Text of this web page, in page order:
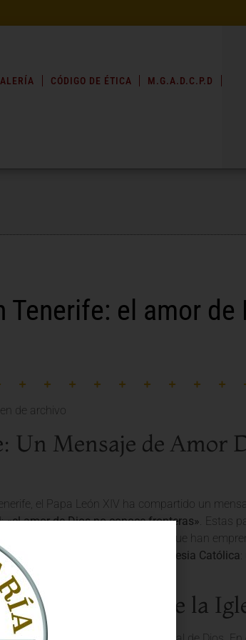
CÓDIGO DE ÉTICA M.G.A.D.C.P.D
Tenerife: el amor de
Un Mensaje de Amor
el Papa León XIV ha compartido un
«el amor de Dios no conoce fronteras» . Estas
un bálsamo para aquellos que han
reafirma así el corazón de la
Iglesia Católica
de la Misión de la